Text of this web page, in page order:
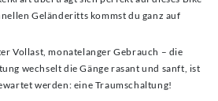
Geländeritts kommst du ganz auf
Vollast, monatelanger Gebrauch – die
wechselt die Gänge rasant und sanft, ist
werden: eine Traumschaltung!